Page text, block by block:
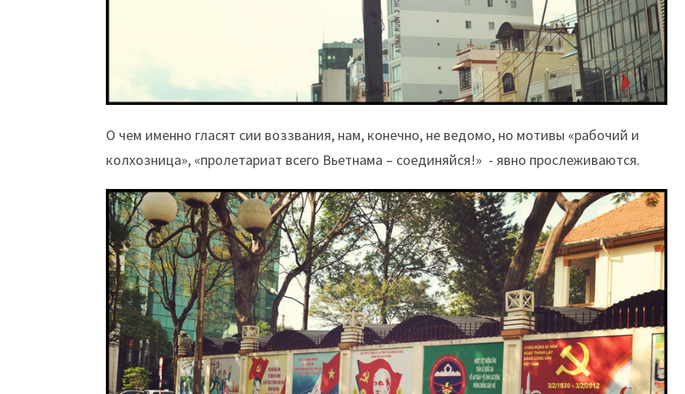
О чем именно гласят сии воззвания, нам, конечно, не ведомо, но мотивы «рабочий и
колхозница», «пролетариат всего Вьетнама – соединяйся!» - явно прослеживаются.